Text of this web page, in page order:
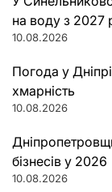
на воду з 2027
10.08.2026
Погода у
хмарність
10.08.2026
бізнесів у 2026
10.08.2026